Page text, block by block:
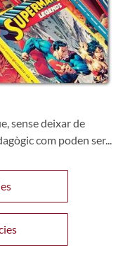
sense deixar de
com poden ser...